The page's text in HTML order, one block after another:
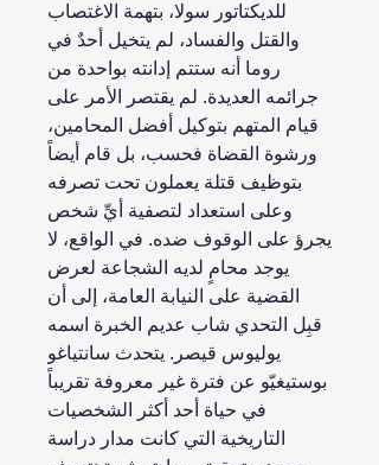
للديكتاتور سولا، بتهمة الاغتصاب
والقتل والفساد، لم يتخيل أحدٌ في
روما أنه ستتم إدانته بواحدة من
جرائمه العديدة. لم يقتصر الأمر على
قيام المتهم بتوكيل أفضل المحامين،
ورشوة القضاة فحسب، بل قام أيضاً
بتوظيف قتلة يعملون تحت تصرفه
وعلى استعداد لتصفية أيِّ شخص
يجرؤ على الوقوف ضده. في الواقع، لا
يوجد محامٍ لديه الشجاعة لعرض
القضية على النيابة العامة، إلى أن
قبِل التحدي شاب عديم الخبرة اسمه
يوليوس قيصر. يتحدث سانتياغو
بوستيغيّو عن فترة غير معروفة تقريباً
في حياة أحد أكثر الشخصيات
التاريخية التي كانت مدار دراسة